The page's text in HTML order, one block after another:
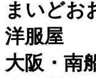
まいどお
洋服屋
大阪・南